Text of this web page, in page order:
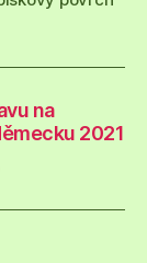
na
2021